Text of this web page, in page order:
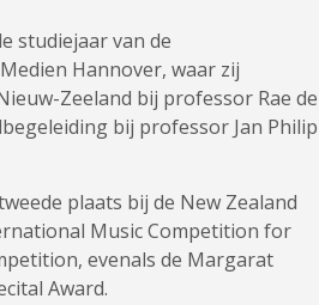
studiejaar van de
Hannover, waar zij
Zeeland bij professor Rae de
bij professor Jan Philip
plaats bij de New Zealand
Music Competition for
evenals de Margarat
Award.